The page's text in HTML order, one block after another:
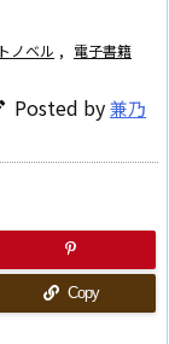
ノベル , 電子書籍
Posted by兼乃
Copy